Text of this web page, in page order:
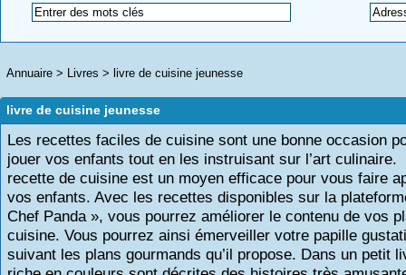
Annuaire > Livres > livre de cuisine jeunesse
livre de cuisine jeunesse
Les recettes faciles de cuisine sont une bonne occasion
jouer vos enfants tout en les instruisant sur l’art culinaire.
recette de cuisine est un moyen efficace pour vous faire
vos enfants. Avec les recettes disponibles sur la
Chef Panda », vous pourrez améliorer le contenu de vos
cuisine. Vous pourrez ainsi émerveiller votre papille
suivant les plans gourmands qu’il propose. Dans un petit